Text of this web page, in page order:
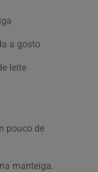
a gosto
leite
pouco de
manteiga.